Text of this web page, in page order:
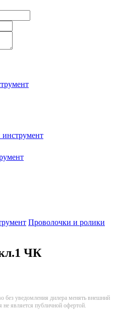
Проволочки и ролики
ЧК
без уведомления дилера менять внешний
является публичной офертой.